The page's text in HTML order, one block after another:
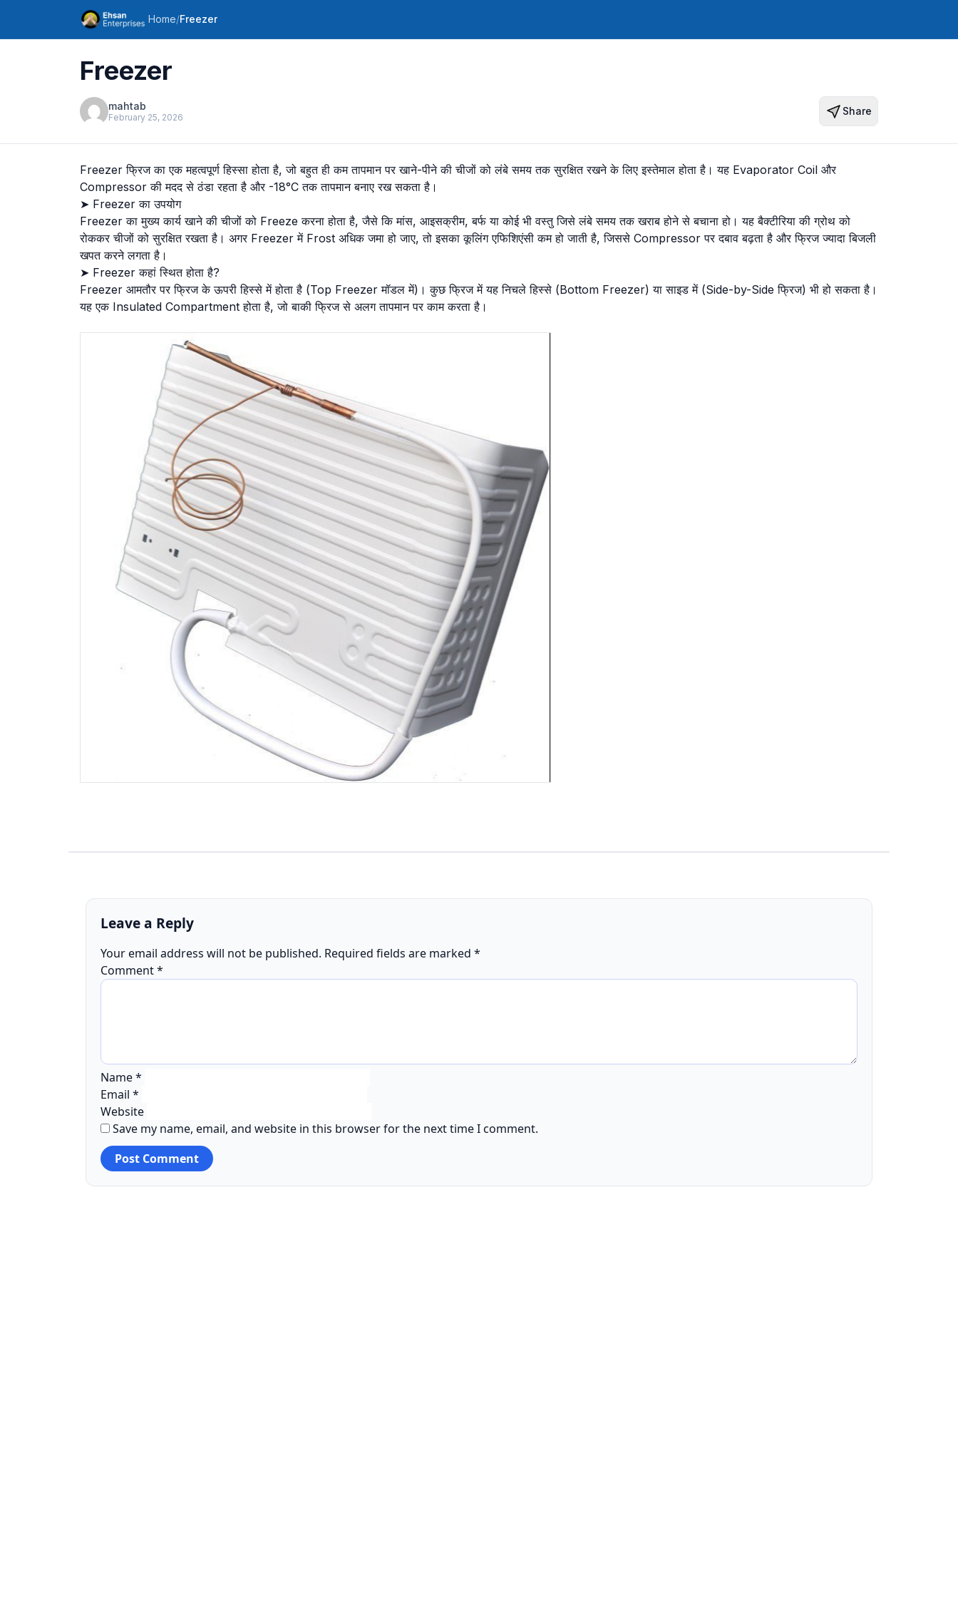
Home/Freezer
Freezer
mahtab
February 25, 2026 Share
Freezer फ्रिज का एक महत्वपूर्ण हिस्सा होता है, जो बहुत ही कम तापमान पर खाने-पीने की चीजों को लंबे समय तक सुरक्षित रखने के लिए इस्तेमाल होता है। यह Evaporator Coil और
Compressor की मदद से ठंडा रहता है और -18°C तक तापमान बनाए रख सकता है।
➤ Freezer का उपयोग
Freezer का मुख्य कार्य खाने की चीजों को Freeze करना होता है, जैसे कि मांस, आइसक्रीम, बर्फ या कोई भी वस्तु जिसे लंबे समय तक खराब होने से बचाना हो। यह बैक्टीरिया की ग्रोथ को
रोककर चीजों को सुरक्षित रखता है। अगर Freezer में Frost अधिक जमा हो जाए, तो इसका कूलिंग एफिशिएंसी कम हो जाती है, जिससे Compressor पर दबाव बढ़ता है और फ्रिज ज्यादा बिजली
खपत करने लगता है।
➤ Freezer कहां स्थित होता है?
Freezer आमतौर पर फ्रिज के ऊपरी हिस्से में होता है (Top Freezer मॉडल में)। कुछ फ्रिज में यह निचले हिस्से (Bottom Freezer) या साइड में (Side-by-Side फ्रिज) भी हो सकता है।
यह एक Insulated Compartment होता है, जो बाकी फ्रिज से अलग तापमान पर काम करता है।
Leave a Reply
Your email address will not be published. Required fields are marked *
Comment*
Name*
Email *
Website
Save my name, email, and website in this browser for the next time I comment.